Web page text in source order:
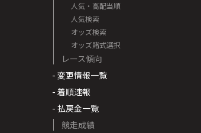
人気・高配当順
人気検索
オッズ検索
オッズ賭式選択
レース傾向
- 変更情報一覧
- 着順速報
- 払戻金一覧
競走成績